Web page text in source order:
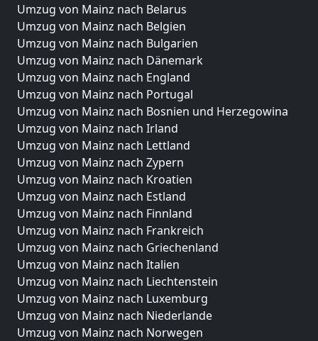
Umzug von Mainz nach Belarus
Umzug von Mainz nach Belgien
Umzug von Mainz nach Bulgarien
Umzug von Mainz nach Dänemark
Umzug von Mainz nach England
Umzug von Mainz nach Portugal
Umzug von Mainz nach Bosnien und Herzegowina
Umzug von Mainz nach Irland
Umzug von Mainz nach Lettland
Umzug von Mainz nach Zypern
Umzug von Mainz nach Kroatien
Umzug von Mainz nach Estland
Umzug von Mainz nach Finnland
Umzug von Mainz nach Frankreich
Umzug von Mainz nach Griechenland
Umzug von Mainz nach Italien
Umzug von Mainz nach Liechtenstein
Umzug von Mainz nach Luxemburg
Umzug von Mainz nach Niederlande
Umzug von Mainz nach Norwegen